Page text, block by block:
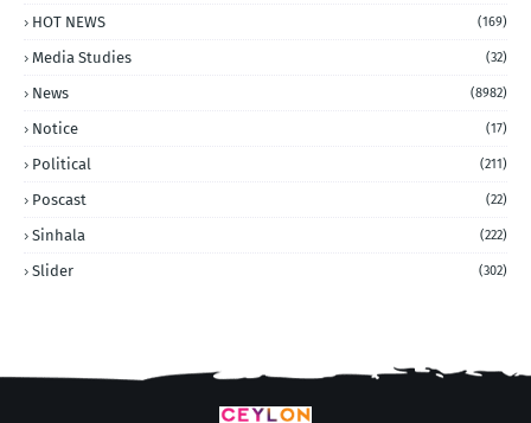
HOT NEWS (169)
Media Studies (32)
News (8982)
Notice (17)
Political (211)
Poscast (22)
Sinhala (222)
Slider (302)